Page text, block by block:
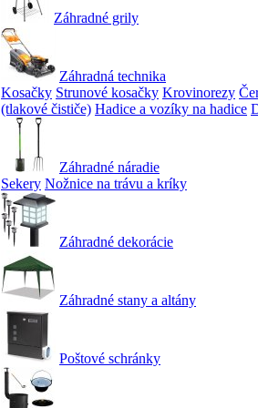
Záhradné grily
Záhradná technika
Kosačky Strunové kosačky Krovinorezy
(tlakové čističe) Hadice a vozíky na hadice
Záhradné náradie
Sekery Nožnice na trávu a kríky
Záhradné dekorácie
Záhradné stany a altány
Poštové schránky